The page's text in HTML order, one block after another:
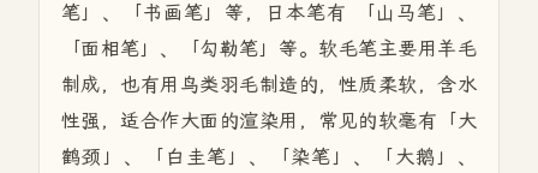
笔」、「书画笔」等，日本笔有 「山马笔」、
「面相笔」、「勾勒笔」等。软毛笔主要用羊毛
制成，也有用鸟类羽毛制造的，性质柔软，含水
性强，适合作大面的渲染用，常见的软毫有「大
鹤颈」、「白圭笔」、「染笔」、「大鹅」、